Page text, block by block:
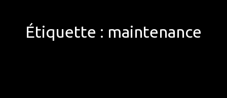
Étiquette : maintenance